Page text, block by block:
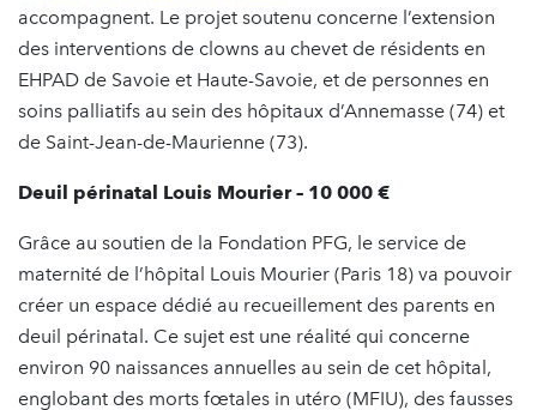
accompagnent. Le projet soutenu concerne l’extension
des interventions de clowns au chevet de résidents en
EHPAD de Savoie et Haute-Savoie, et de personnes en
soins palliatifs au sein des hôpitaux d’Annemasse (74) et
de Saint-Jean-de-Maurienne (73).
Deuil périnatal Louis Mourier – 10 000 €
Grâce au soutien de la Fondation PFG, le service de
maternité de l’hôpital Louis Mourier (Paris 18) va pouvoir
créer un espace dédié au recueillement des parents en
deuil périnatal. Ce sujet est une réalité qui concerne
environ 90 naissances annuelles au sein de cet hôpital,
englobant des morts fœtales in utéro (MFIU), des fausses